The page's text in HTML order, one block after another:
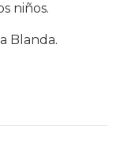
niños.
Blanda.